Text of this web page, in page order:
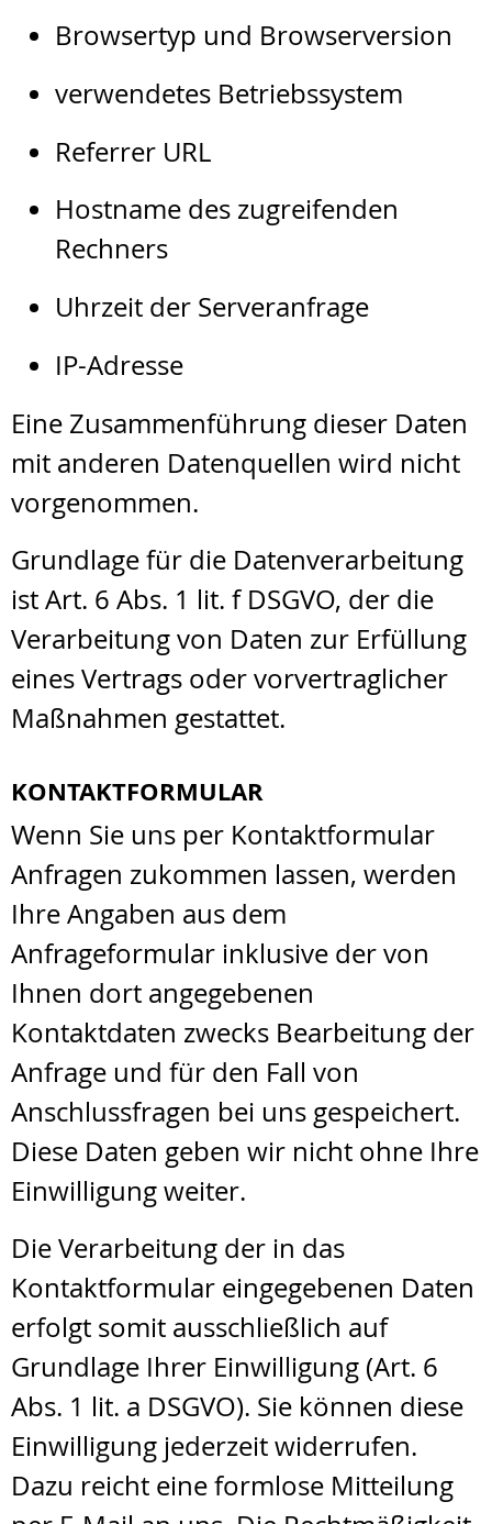
Browsertyp und Browserversion
verwendetes Betriebssystem
Referrer URL
Hostname des zugreifenden
Rechners
Uhrzeit der Serveranfrage
IP-Adresse
Eine Zusammenführung dieser Daten
mit anderen Datenquellen wird nicht
vorgenommen.
Grundlage für die Datenverarbeitung
ist Art. 6 Abs. 1 lit. f DSGVO, der die
Verarbeitung von Daten zur Erfüllung
eines Vertrags oder vorvertraglicher
Maßnahmen gestattet.
KONTAKTFORMULAR
Wenn Sie uns per Kontaktformular
Anfragen zukommen lassen, werden
Ihre Angaben aus dem
Anfrageformular inklusive der von
Ihnen dort angegebenen
Kontaktdaten zwecks Bearbeitung der
Anfrage und für den Fall von
Anschlussfragen bei uns gespeichert.
Diese Daten geben wir nicht ohne Ihre
Einwilligung weiter.
Die Verarbeitung der in das
Kontaktformular eingegebenen Daten
erfolgt somit ausschließlich auf
Grundlage Ihrer Einwilligung (Art. 6
Abs. 1 lit. a DSGVO). Sie können diese
Einwilligung jederzeit widerrufen.
Dazu reicht eine formlose Mitteilung